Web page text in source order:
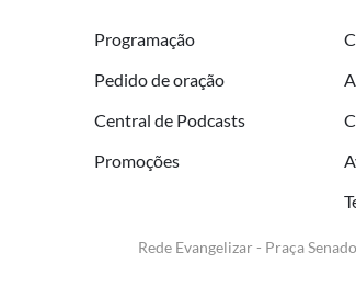
Programação
Pedido de oração
Central de Podcasts
Promoções
Rede Evangelizar - Praça